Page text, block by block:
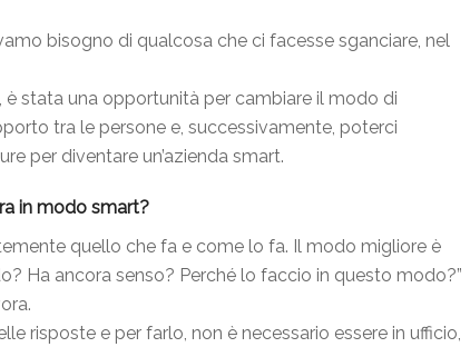
bisogno di qualcosa che ci facesse sganciare, nel
stata una opportunità per cambiare il modo di
tra le persone e, successivamente, poterci
per diventare un’azienda smart.
in modo smart?
quello che fa e come lo fa. Il modo migliore è
Ha ancora senso? Perché lo faccio in questo modo?”
risposte e per farlo, non è necessario essere in ufficio,